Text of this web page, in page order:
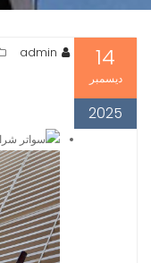
14
ديسمبر
2025
admin